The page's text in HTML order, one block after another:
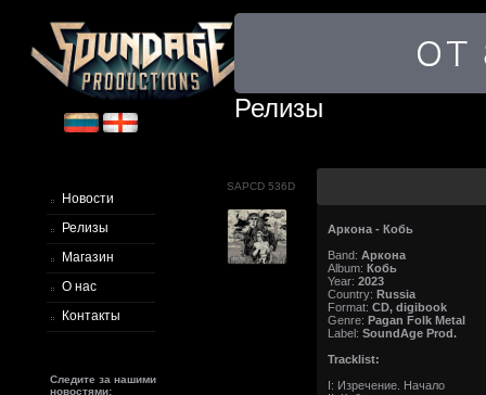
Новости
Релизы
Магазин
О нас
Контакты
Следите за нашими
новостями:
Релизы
SAPCD 536D
Аркона - Кобь
Band: Аркона
Album: Кобь
Year: 2023
Country: Russia
Format: CD, digibook
Genre: Pagan Folk Metal
Label: SoundAge Prod.
Tracklist:
I: Изречение. Начало